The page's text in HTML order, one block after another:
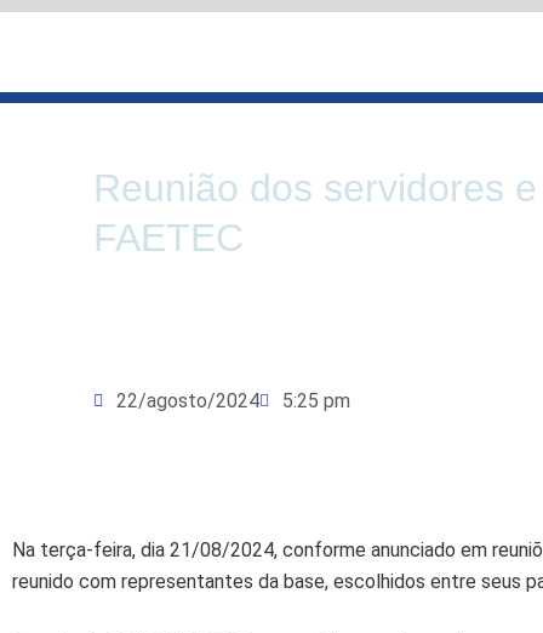
Ir
conteúdo
Reunião dos servidores
FAETEC
22/agosto/2024 5:25 pm
Na terça-feira, dia 21/08/2024, conforme anunciado em
reunido com representantes da base, escolhidos entre seus